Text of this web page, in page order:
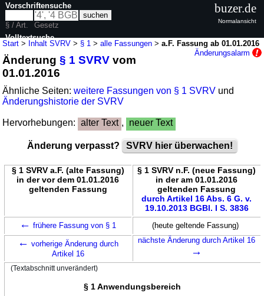
Start > Inhalt SVRV > § 1 >alle Fassungen >a.F. Fassung ab 01.01.2016
Änderungsalarm
Änderung§ 1 SVRV vom
01.01.2016
Ähnliche Seiten:weitere Fassungen von § 1 SVRV und
Änderungshistorie der SVRV
Hervorhebungen: alter Text , neuer Text
Änderung verpasst? SVRV hier überwachen!
§ 1 SVRV a.F. (alte Fassung)
in der vor dem 01.01.2016
geltenden Fassung
§ 1 SVRV n.F. (neue Fassung)
in der am 01.01.2016
geltenden Fassung
durch Artikel 16 Abs. 6 G. v.
19.10.2013 BGBl. I S. 3836
← frühere Fassung von § 1 (heute geltende Fassung)
← vorherige Änderung durch
Artikel 16
nächste Änderung durch Artikel 16
→
(Textabschnitt unverändert)
§ 1 Anwendungsbereich
Vorschriftensuche
§ / Art.
Gesetz
Volltextsuche
nur in SVRV
buzer.de
Normalansicht